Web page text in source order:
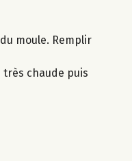
moule. Remplir
très chaude puis